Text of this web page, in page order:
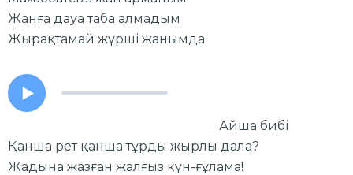
Жанға дауа таба алмадым
Жырақтамай жүрші жанымда
Айша бибі
Қанша рет қанша тұрды жырлы дала?
Жадына жазған жалғыз күн-ғұлама!